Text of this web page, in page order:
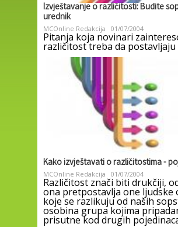
Izvještavanje o različitosti: Budite
urednik
MCOnline Redakcija 01/07/2004
Pitanja koja novinari
različitost treba da postavljaju
Kako izvještavati o različitostima -
MCOnline Redakcija 01/07/2004
Različitost znači biti drukčiji,
ona pretpostavlja one ljudske
koje se razlikuju od naših
osobina grupa kojima
prisutne kod drugih